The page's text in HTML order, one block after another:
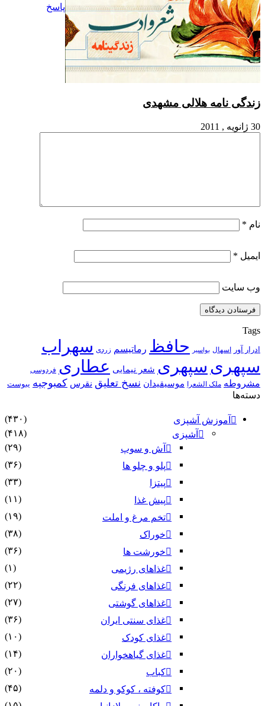
زندگی نامه هلالی مشهدی
30 ژانویه , 2011
پاسخ
نام *
ایمیل *
وب‌ سایت
Tags
ادرار آور اسهال بواسیر حافظ رماتیسم زردی سهراب
سپهری سپهری شعر نیمایی عطاری فردوسی
مشروطه ملک الشعرا موسیقیدان نسخ تعلیق نقرس کمبوجیه یبوست
دسته‌ها
آموزش آشپزی
(۴۳۰)
آشپزی
(۴۱۸)
آش و سوپ
(۲۹)
پلو و چلو ها
(۳۶)
پیتزا
(۳۳)
پیش غذا
(۱۱)
تخم مرغ و املت
(۱۹)
خوراک
(۳۸)
خورشت ها
(۳۶)
غذاهای رژیمی
(۱)
غذاهای فرنگی
(۲۲)
غذاهای گوشتی
(۲۷)
غذای سنتی ایران
(۳۶)
غذای کودک
(۱۰)
غذای گیاهخواران
(۱۴)
کباب
(۲۰)
کوفته ، کوکو و دلمه
(۴۵)